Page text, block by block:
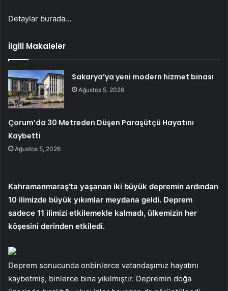
Detaylar burada…
İlgili Makaleler
Sakarya’ya yeni modern hizmet binası
Ağustos 5, 2026
Çorum’da 30 Metreden Düşen Paraşütçü Hayatını
Kaybetti
Ağustos 5, 2026
Kahramanmaraş’ta yaşanan iki büyük depremin ardından
10 ilimizde büyük yıkımlar meydana geldi. Deprem
sadece 11 ilimizi etkilemekle kalmadı, ülkemizin her
köşesini derinden etkiledi.
Deprem sonucunda onbinlerce vatandaşımız hayatını
kaybetmiş, binlerce bina yıkılmıştır. Depremin doğa